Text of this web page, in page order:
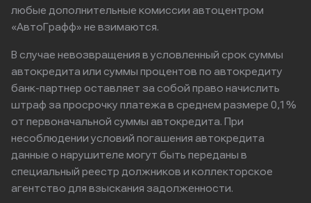
любые дополнительные комиссии автоцентром
«АвтоГрафф» не взимаются.
В случае невозвращения в условленный срок суммы
автокредита или суммы процентов по автокредиту
банк-партнер оставляет за собой право начислить
штраф за просрочку платежа в среднем размере 0,1%
от первоначальной суммы автокредита. При
несоблюдении условий погашения автокредита
данные о нарушителе могут быть переданы в
специальный реестр должников и коллекторское
агентство для взыскания задолженности.